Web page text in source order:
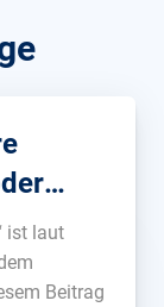
ist laut
Beitrag